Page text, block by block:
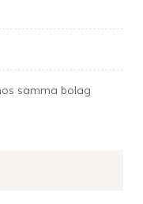
samma bolag